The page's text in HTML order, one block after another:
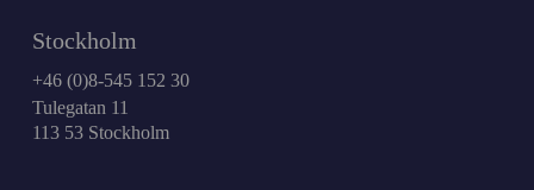
Stockholm
+46 (0)8-545 152 30
Tulegatan 11
113 53 Stockholm